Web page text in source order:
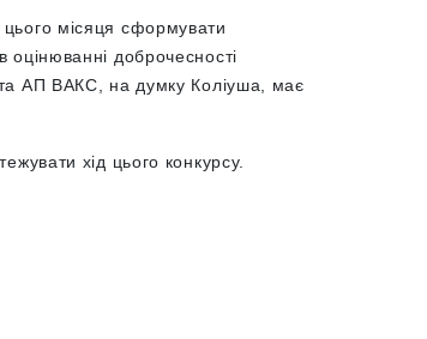
місяця сформувати
доброчесності
та АП ВАКС, на думку Коліуша, має
хід цього конкурсу.